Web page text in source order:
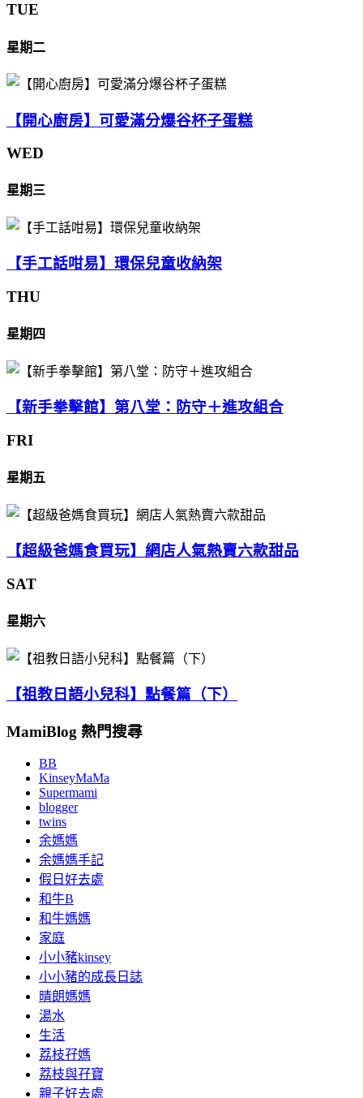
TUE
星期二
【開心廚房】可愛滿分爆谷杯子蛋糕
WED
星期三
【手工話咁易】環保兒童收納架
THU
星期四
【新手拳擊館】第八堂：防守＋進攻組合
FRI
星期五
【超級爸媽食買玩】網店人氣熱賣六款甜品
SAT
星期六
【祖教日語小兒科】點餐篇（下）
MamiBlog 熱門搜尋
BB
KinseyMaMa
Supermami
blogger
twins
余媽媽
余媽媽手記
假日好去處
和牛B
和牛媽媽
家庭
小小豬kinsey
小小豬的成長日誌
晴朗媽媽
湯水
生活
荔枝孖媽
荔枝與孖寶
親子好去處